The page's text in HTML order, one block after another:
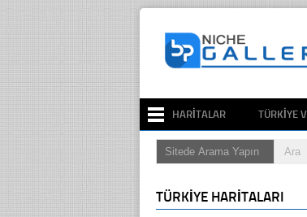
HARITALAR TÜRKIYE
TÜRKIYE HARITALARI